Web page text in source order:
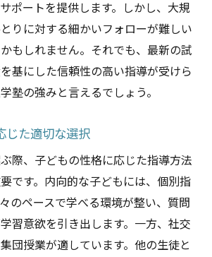
ポートを提供します。しかし、大規
りに対する細かいフォローが難しい
もしれません。それでも、最新の試
基にした信頼性の高い指導が受けら
塾の強みと言えるでしょう。
じた適切な選択
際、子どもの性格に応じた指導方法
です。内向的な子どもには、個別指
のペースで学べる環境が整い、質問
習意欲を引き出します。一方、社交
団授業が適しています。他の生徒と